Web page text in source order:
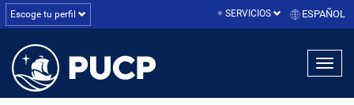
Escoge tu perfil SERVICIOS ESPAÑOL